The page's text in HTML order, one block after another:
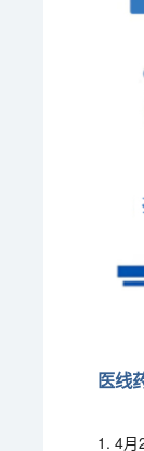
医线
1. 4月